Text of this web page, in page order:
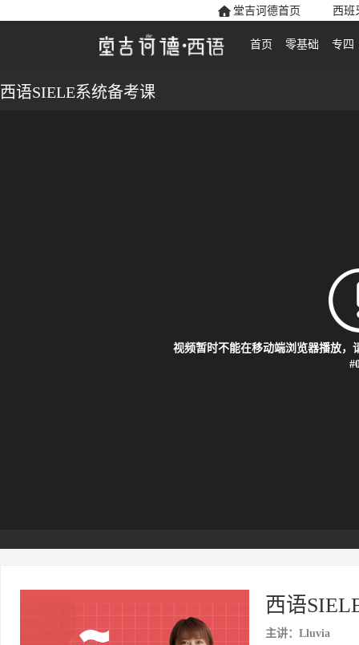
堂吉诃德首页 西班
首页 零基础 专四
西语SIELE系统备考课
视频暂时不能在移动端浏览器播放，
西语
主讲：Lluvia